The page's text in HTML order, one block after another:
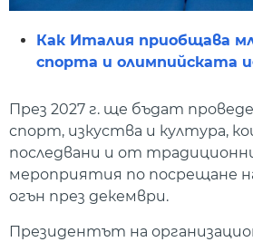
Как Италия приобщава
спорта и олимпийската
През 2027 г. ще бъдат
спорт, изкуства и култура,
последвани и от
мероприятия по посрещане
огън през декември.
Президентът на